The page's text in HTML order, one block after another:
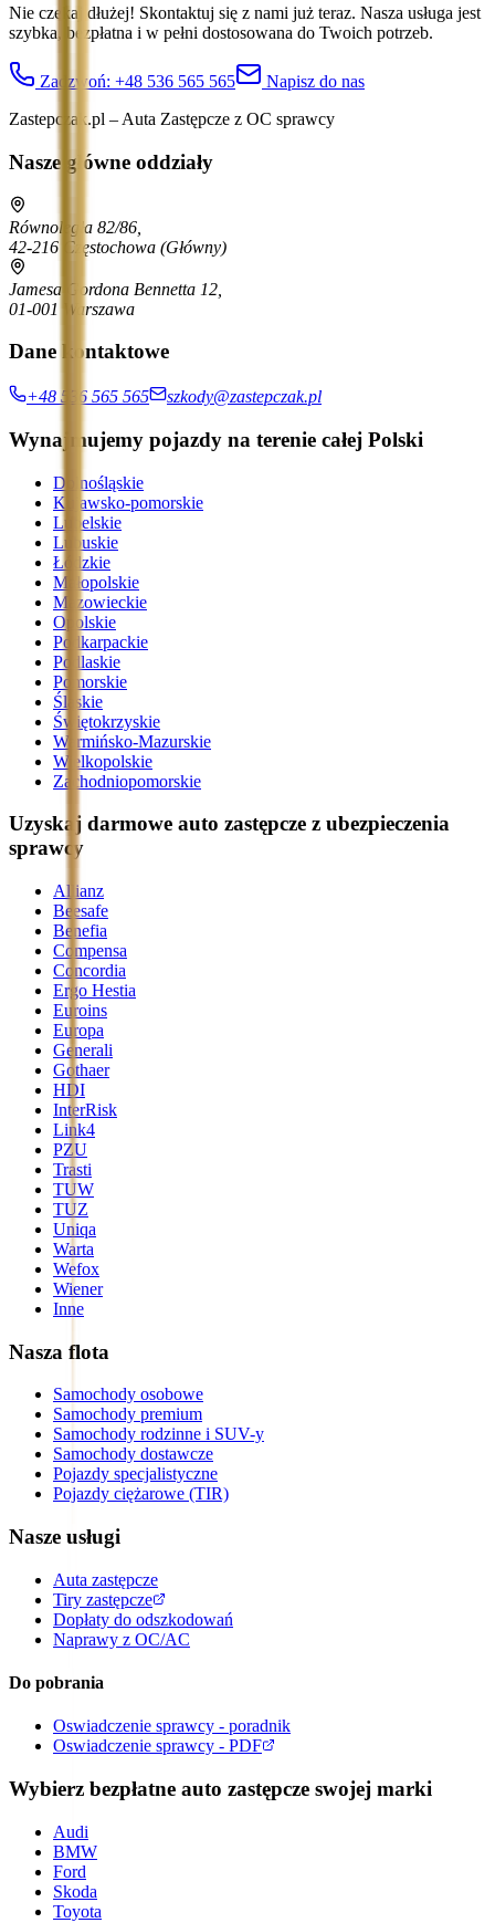
Nie czekaj dłużej! Skontaktuj się z nami już teraz. Nasza usługa jest
szybka, bezpłatna i w pełni dostosowana do Twoich potrzeb.
Zadzwoń: +48 536 565 565
Napisz do nas
Zastepczak.pl – Auta Zastępcze z OC sprawcy
Nasze główne oddziały
Równoległa 82/86,
42-216 Częstochowa (Główny)
Jamesa Gordona Bennetta 12,
01-001 Warszawa
Dane kontaktowe
+48 536 565 565 szkody@zastepczak.pl
Wynajmujemy pojazdy na terenie całej Polski
Dolnośląskie
Kujawsko-pomorskie
Lubelskie
Lubuskie
Łódzkie
Małopolskie
Mazowieckie
Opolskie
Podkarpackie
Podlaskie
Pomorskie
Śląskie
Świętokrzyskie
Warmińsko-Mazurskie
Wielkopolskie
Zachodniopomorskie
Uzyskaj darmowe auto zastępcze z ubezpieczenia
sprawcy
Allianz
Beesafe
Benefia
Compensa
Concordia
Ergo Hestia
Euroins
Europa
Generali
Gothaer
HDI
InterRisk
Link4
PZU
Trasti
TUW
TUZ
Uniqa
Warta
Wefox
Wiener
Inne
Nasza flota
Samochody osobowe
Samochody premium
Samochody rodzinne i SUV-y
Samochody dostawcze
Pojazdy specjalistyczne
Pojazdy ciężarowe (TIR)
Nasze usługi
Auta zastępcze
Tiry zastępcze
Dopłaty do odszkodowań
Naprawy z OC/AC
Do pobrania
Oswiadczenie sprawcy - poradnik
Oswiadczenie sprawcy - PDF
Wybierz bezpłatne auto zastępcze swojej marki
Audi
BMW
Ford
Skoda
Toyota